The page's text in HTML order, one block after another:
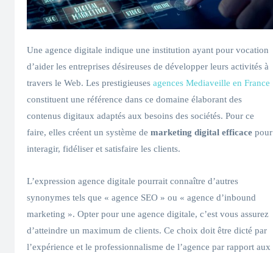
Une agence digitale indique une institution ayant pour vocation
d’aider les entreprises désireuses de développer leurs activités à
travers le Web. Les prestigieuses agences Mediaveille en France
constituent une référence dans ce domaine élaborant des
contenus digitaux adaptés aux besoins des sociétés. Pour ce
faire, elles créent un système de marketing digital efficace pour
interagir, fidéliser et satisfaire les clients.
L’expression agence digitale pourrait connaître d’autres
synonymes tels que « agence SEO » ou « agence d’inbound
marketing ». Opter pour une agence digitale, c’est vous assurez
d’atteindre un maximum de clients. Ce choix doit être dicté par
l’expérience et le professionnalisme de l’agence par rapport aux